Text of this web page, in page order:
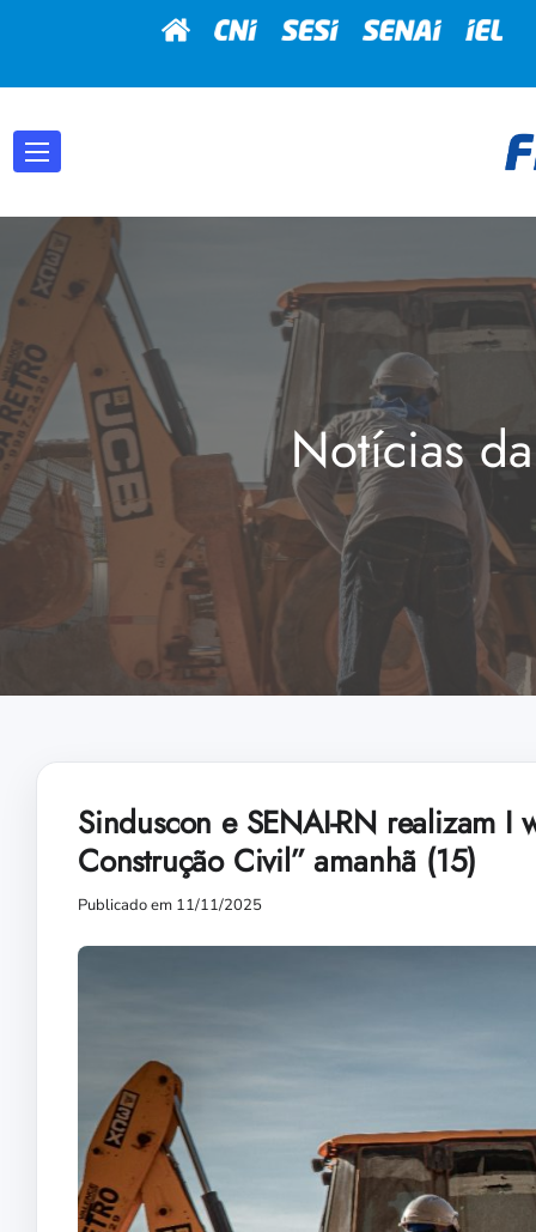
Notícias
Sinduscon e SENAI-RN realizam I
Construção Civil” amanhã (15)
Publicado em 11/11/2025